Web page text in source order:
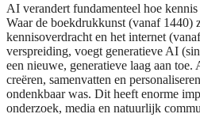
AI verandert fundamenteel hoe
Waar de boekdrukkunst (vanaf 1440)
kennisoverdracht en het internet
verspreiding, voegt generatieve AI
een nieuwe, generatieve laag aan
creëren, samenvatten en
ondenkbaar was. Dit heeft enorme
onderzoek, media en natuurlijk